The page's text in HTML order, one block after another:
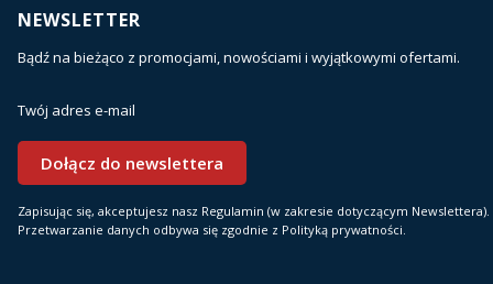
NEWSLETTER
Bądź na bieżąco z promocjami, nowościami i wyjątkowymi ofertami.
Twój adres e-mail
Dołącz do newslettera
Zapisując się, akceptujesz nasz Regulamin (w zakresie dotyczącym Newslettera).
Przetwarzanie danych odbywa się zgodnie z Polityką prywatności.